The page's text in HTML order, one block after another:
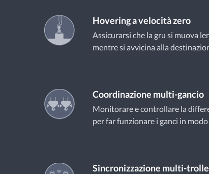
Hovering a velocità zero
Assicurarsi che la gru si muova
mentre si avvicina alla
Coordinazione multi-gancio
Monitorare e controllare la
per far funzionare i ganci in
Sincronizzazione multi-